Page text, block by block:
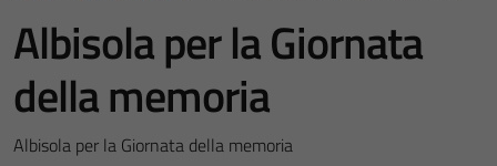
Albisola per la Giornata
della memoria
Albisola per la Giornata della memoria